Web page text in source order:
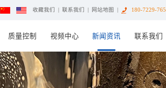
收藏我们 联系我们 网站地图 180-7229-
质量控制 视频中心 新闻资讯 联系我们